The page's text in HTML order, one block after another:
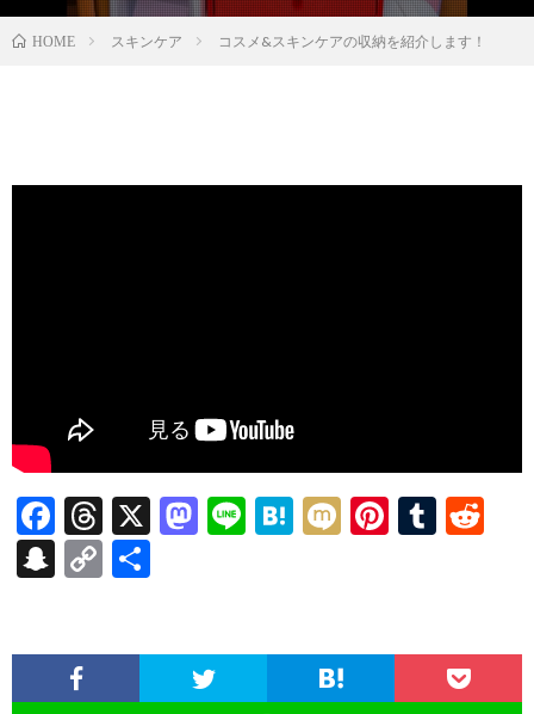
HOME スキンケア コスメ&スキンケアの収納を紹介します！
F
ac
e
o
T
hr
ea
X
M
o
Li H
a
M Pi
t
T
r
t
S
pc
C